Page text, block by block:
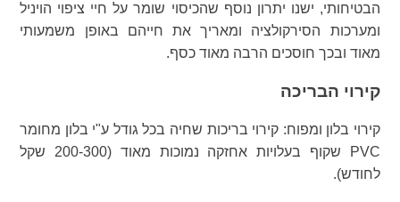
הבטיחותי, ישנו יתרון נוסף שהכיסוי שומר על חיי ציפוי הויניל
ומערכות הסירקולציה ומאריך את חייהם באופן משמעותי
מאוד ובכך חוסכים הרבה מאוד כסף.
קירוי הבריכה
קירוי בלון ומפוח: קירוי בריכות שחיה בכל גודל ע"י בלון מחומר
PVC שקוף בעלויות אחזקה נמוכות מאוד (200-300 שקל
לחודש).